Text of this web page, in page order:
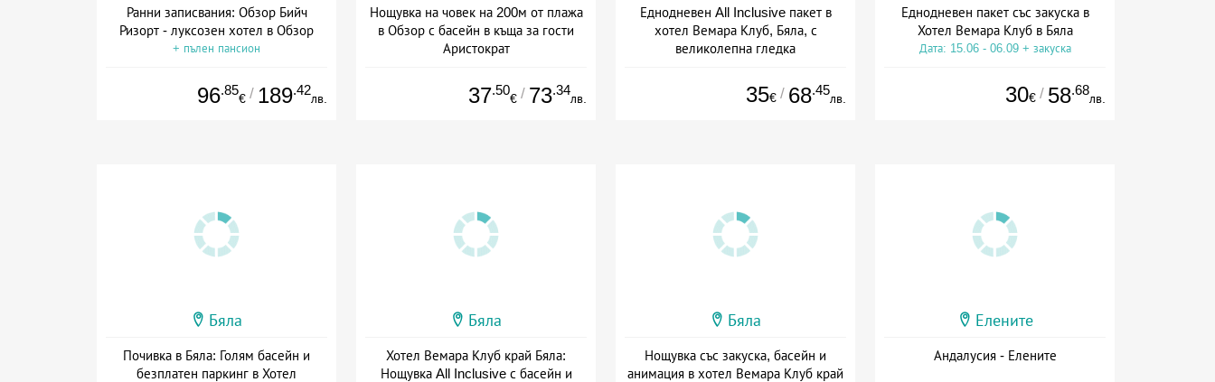
Ранни записвания: Обзор Бийч
Ризорт - луксозен хотел в Обзор
+ пълен пансион
96.85
€ / 189.42
лв.
Нощувка на човек на 200м от плажа
в Обзор с басейн в къща за гости
Аристократ
37.50
€ / 73.34
лв.
Еднодневен All Inclusive пакет в
хотел Вемара Клуб, Бяла, с
великолепна гледка
35€ / 68.45
лв.
Еднодневен пакет със закуска в
Хотел Вемара Клуб в Бяла
Дата: 15.06 - 06.09 + закуска
30€ / 58.68
лв.
Бяла
Почивка в Бяла: Голям басейн и
безплатен паркинг в Хотел
Бяла
Хотел Вемара Клуб край Бяла:
Нощувка All Inclusive с басейн и
Бяла
Нощувка със закуска, басейн и
анимация в хотел Вемара Клуб край
Елените
Андалусия - Елените